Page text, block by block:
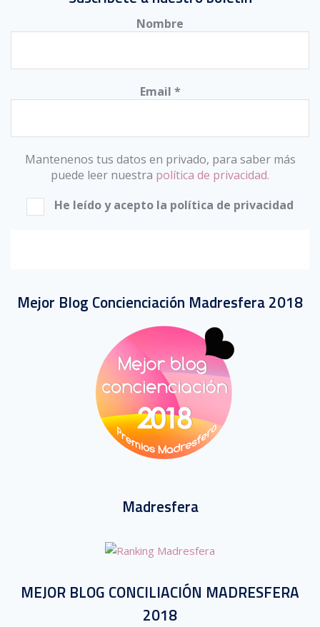
Nombre
Email *
Mantenenos tus datos en privado, para saber más
puede leer nuestra política de privacidad.
He leído y acepto la política de privacidad
Mejor Blog Concienciación Madresfera 2018
Madresfera
MEJOR BLOG CONCILIACIÓN MADRESFERA
2018